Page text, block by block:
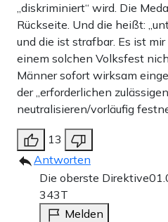
„diskriminiert“ wird. Die
Rückseite. Und die heißt:
und die ist strafbar. Es ist
einem solchen Volksfest
Männer sofort wirksam
der „erforderlichen
neutralisieren/vorläufig
13
Antworten
Die oberste Direktive
343T
Melden